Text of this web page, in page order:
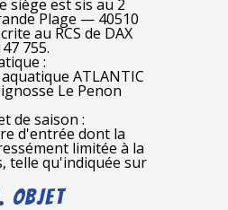
siège est sis au 2
Plage — 40510
au RCS de DAX
755.
:
ATLANTIC
Le Penon
de saison :
d'entrée dont la
limitée à la
telle qu'indiquée sur
OBJET